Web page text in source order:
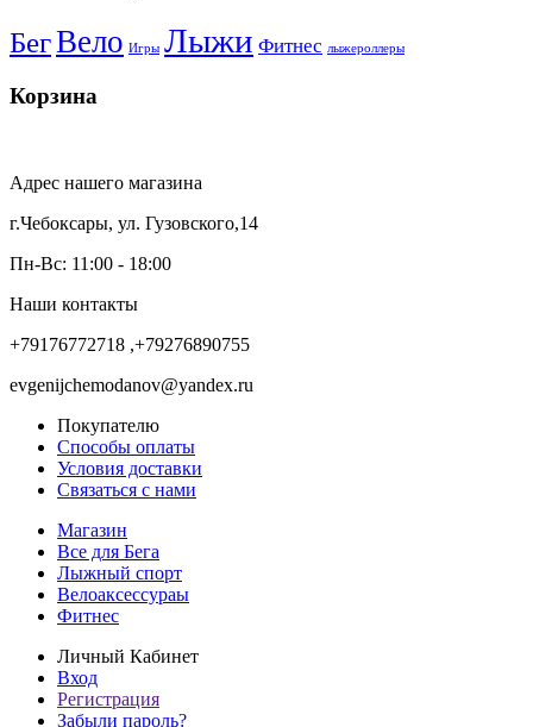
БегВело Игры Лыжи Фитнес лыжероллеры
Корзина
Адрес нашего магазина
г.Чебоксары, ул. Гузовского,14
Пн-Вс: 11:00 - 18:00
Наши контакты
+79176772718 ,+79276890755
evgenijchemodanov@yandex.ru
Покупателю
Способы оплаты
Условия доставки
Связаться с нами
Магазин
Все для Бега
Лыжный спорт
Велоаксессураы
Фитнес
Личный Кабинет
Вход
Регистрация
Забыли пароль?